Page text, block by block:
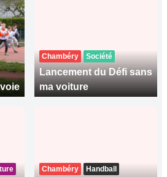
Chambéry Société
Lancement du Défi sans
ma voiture
Chambéry
Handball